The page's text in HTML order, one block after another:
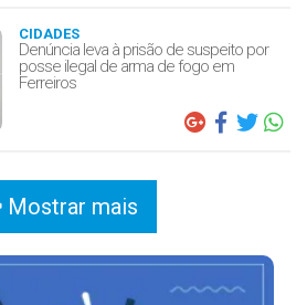
CIDADES
Denúncia leva à prisão de suspeito por
posse ilegal de arma de fogo em
Ferreiros
Mostrar mais